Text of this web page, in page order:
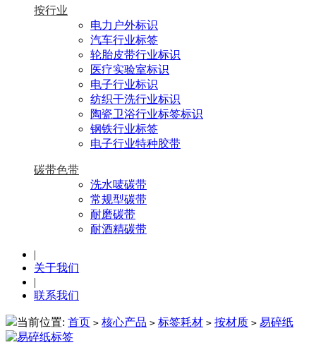
按行业
电力户外标识
汽车行业标签
轮胎皮带行业标识
医疗实验室标识
电子行业标识
纺织干洗行业标识
陶瓷卫浴行业标签标识
钢铁行业标签
电子行业特种胶带
碳带色带
洗水唛碳带
常规型碳带
耐磨碳带
耐酒精碳带
|
关于我们
|
联系我们
当前位置: 首页 > 核心产品 > 标签耗材 > 按材质 > 易碎纸